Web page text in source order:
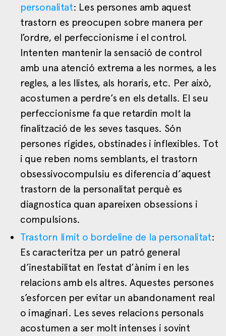
personalitat: Les persones amb aquest
trastorn es preocupen sobre manera per
l’ordre, el perfeccionisme i el control.
Intenten mantenir la sensació de control
amb una atenció extrema a les normes, a les
regles, a les llistes, als horaris, etc. Per això,
acostumen a perdre’s en els detalls. El seu
perfeccionisme fa que retardin molt la
finalització de les seves tasques. Són
persones rígides, obstinades i inflexibles. Tot
i que reben noms semblants, el trastorn
obsessivocompulsiu es diferencia d’aquest
trastorn de la personalitat perquè es
diagnostica quan apareixen obsessions i
compulsions.
Trastorn límit o bordeline de la personalitat:
Es caracteritza per un patró general
d’inestabilitat en l’estat d’ànim i en les
relacions amb els altres. Aquestes persones
s’esforcen per evitar un abandonament real
o imaginari. Les seves relacions personals
acostumen a ser molt intenses i sovint